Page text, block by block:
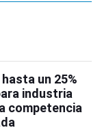
un 25%
industria
competencia